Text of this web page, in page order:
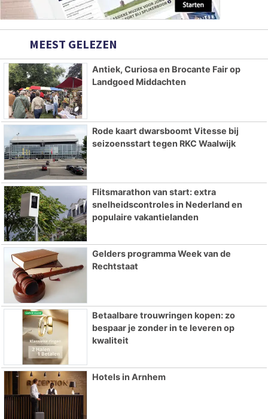
MEEST GELEZEN
Antiek, Curiosa en Brocante Fair op
Landgoed Middachten
Rode kaart dwarsboomt Vitesse bij
seizoensstart tegen RKC Waalwijk
Flitsmarathon van start: extra
snelheidscontroles in Nederland en
populaire vakantielanden
Gelders programma Week van de
Rechtstaat
Betaalbare trouwringen kopen: zo
bespaar je zonder in te leveren op
kwaliteit
Hotels in Arnhem